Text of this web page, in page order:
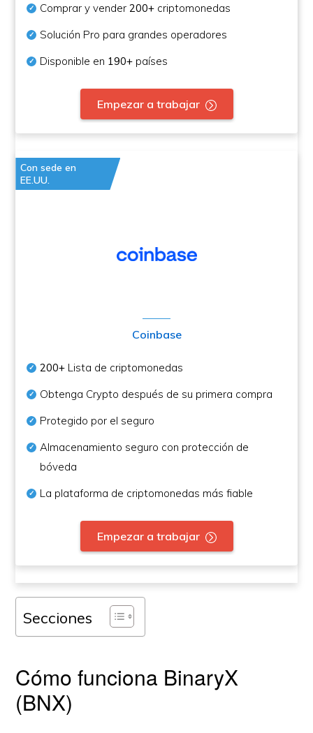
Comprar y vender200+ criptomonedas
Solución Pro para grandes operadores
Disponible en 190+ países
Empezar a trabajar
Con sede en
EE.UU.
Coinbase
200+ Lista de criptomonedas
Obtenga Crypto después de su primera compra
Protegido por el seguro
Almacenamiento seguro con protección de
bóveda
La plataforma de criptomonedas más fiable
Empezar a trabajar
Secciones
Cómo funciona BinaryX
(BNX)